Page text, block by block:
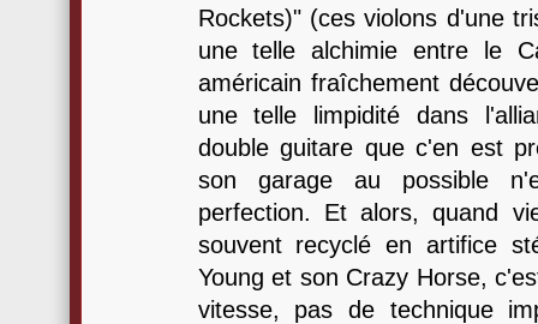
Rockets)" (ces violons d'une
une telle alchimie entre le
américain fraîchement
une telle limpidité dans
double guitare que c'en est
son garage au possible
perfection. Et alors, quand
souvent recyclé en artifice
Young et son Crazy Horse,
vitesse, pas de technique